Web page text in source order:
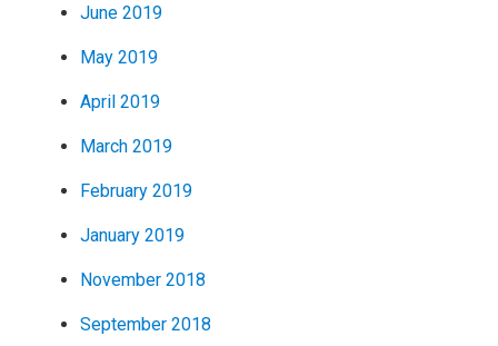
June 2019
May 2019
April 2019
March 2019
February 2019
January 2019
November 2018
September 2018